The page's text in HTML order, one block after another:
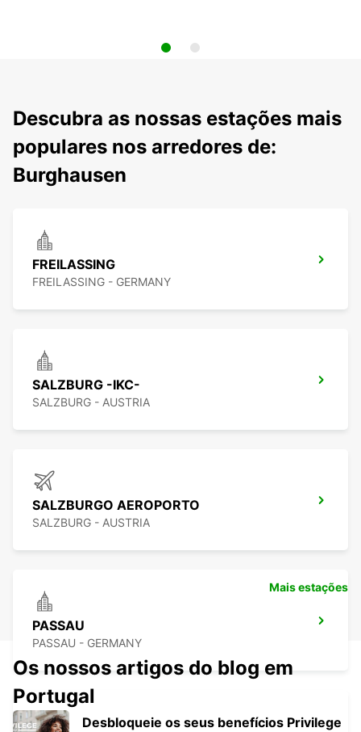
Descubra as nossas estações mais
populares nos arredores de:
Burghausen
FREILASSING
FREILASSING - GERMANY
SALZBURG -IKC-
SALZBURG - AUSTRIA
SALZBURGO AEROPORTO
SALZBURG - AUSTRIA
PASSAU
PASSAU - GERMANY
Mais estações
Os nossos artigos do blog em
Portugal
Desbloqueie os seus benefícios Privilege